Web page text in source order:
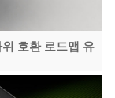
호환 로드맵 유